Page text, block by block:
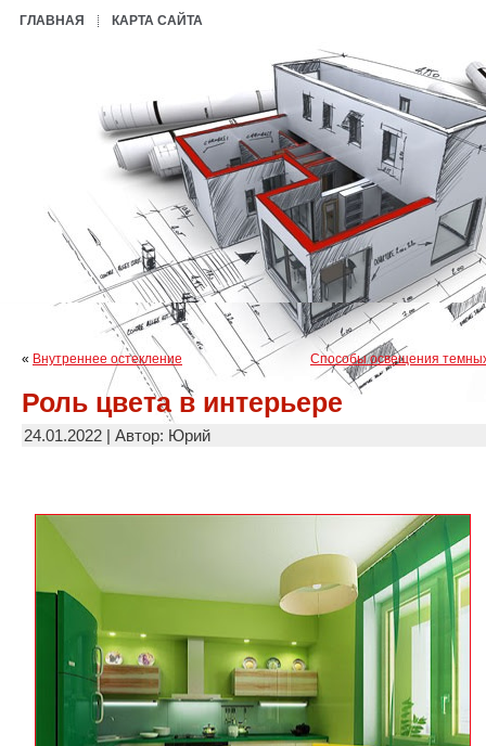
ГЛАВНАЯ КАРТА САЙТА
« Внутреннее остекление Способы освещения
Роль цвета в интерьере
24.01.2022 | Автор: Юрий